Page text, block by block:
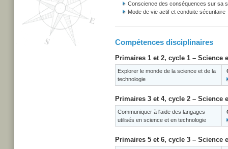
Conscience des conséquences sur sa
Mode de vie actif et conduite sécuritaire
Compétences disciplinaires
Primaires 1 et 2, cycle 1 – Science
Explorer le monde de la science et de la
technologie
Primaires 3 et 4, cycle 2 – Science
Communiquer à l'aide des langages
utilisés en science et en technologie
Primaires 5 et 6, cycle 3 – Science